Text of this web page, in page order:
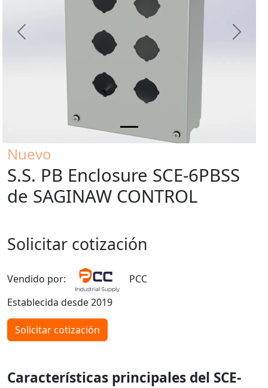
Previous Next
Nuevo
S.S. PB Enclosure SCE-6PBSS
de SAGINAW CONTROL
Solicitar cotización
Vendido por:
PCC
Establecida desde 2019
Solicitar cotización
Características principales del SCE-